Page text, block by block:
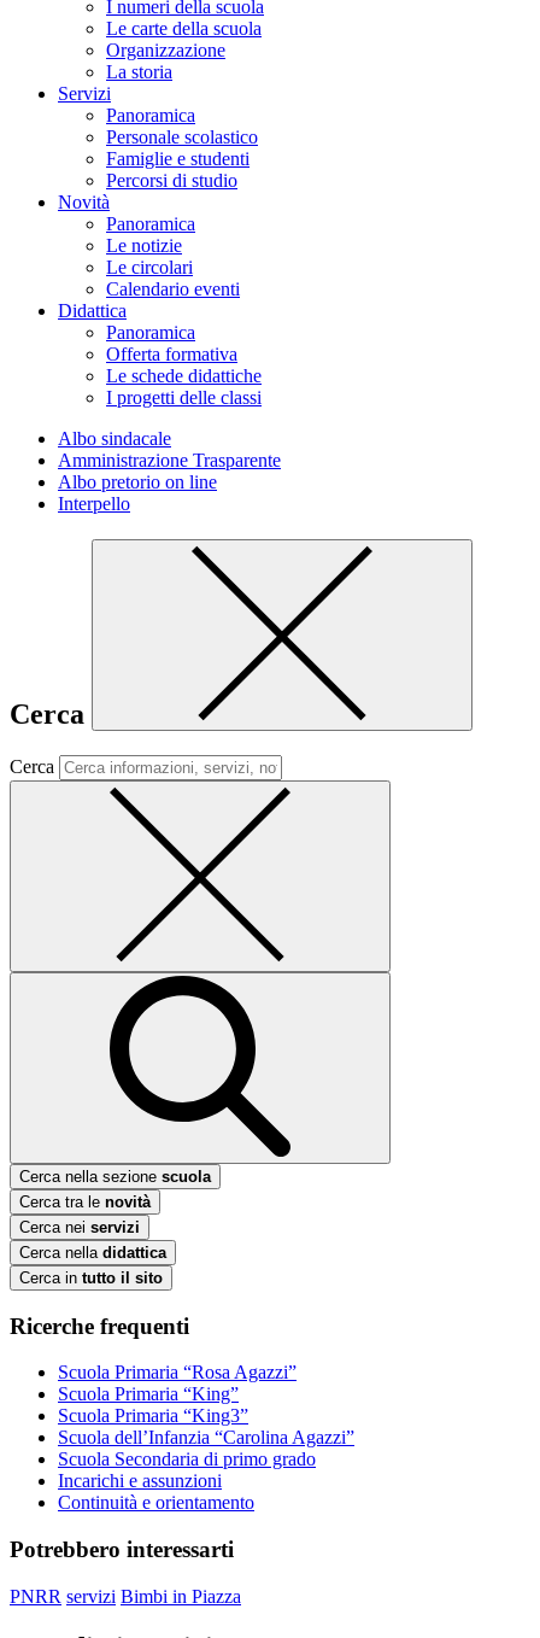
I numeri della scuola
Le carte della scuola
Organizzazione
La storia
Servizi
Panoramica
Personale scolastico
Famiglie e studenti
Percorsi di studio
Novità
Panoramica
Le notizie
Le circolari
Calendario eventi
Didattica
Panoramica
Offerta formativa
Le schede didattiche
I progetti delle classi
Albo sindacale
Amministrazione Trasparente
Albo pretorio on line
Interpello
Cerca
Cerca
Cerca nella sezione scuola
Cerca tra le novità
Cerca nei servizi
Cerca nella didattica
Cerca in tutto il sito
Ricerche frequenti
Scuola Primaria “Rosa Agazzi”
Scuola Primaria “King”
Scuola Primaria “King3”
Scuola dell’Infanzia “Carolina Agazzi”
Scuola Secondaria di primo grado
Incarichi e assunzioni
Continuità e orientamento
Potrebbero interessarti
PNRR servizi Bimbi in Piazza